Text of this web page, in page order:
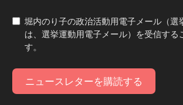
堀内のり子の政治活動用電子メール（選
は、選挙運動用電子メール）を受信する
す。
ニュースレターを購読する